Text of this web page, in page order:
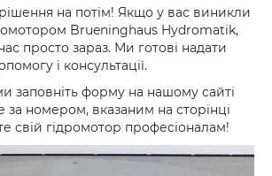
на потім! Якщо у вас виникли
Brueninghaus Hydromatik,
просто зараз. Ми готові надати
і консультації.
заповніть форму на нашому сайті
за номером, вказаним на сторінці
свій гідромотор професіоналам!